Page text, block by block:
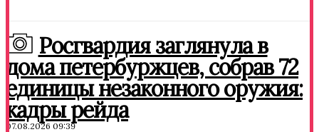
Росгвардия заглянула в
дома петербуржцев, собрав 72
единицы незаконного оружия:
кадры рейда
07.08.2026 09:39